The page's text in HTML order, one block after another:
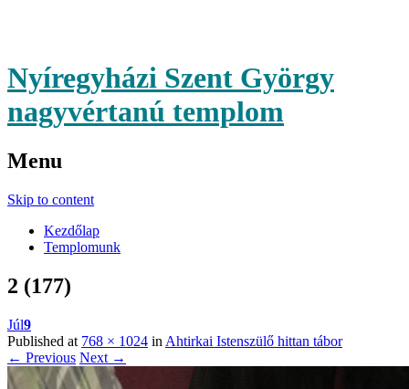
Nyíregyházi Szent György
nagyvértanú templom
Menu
Skip to content
Kezdőlap
Templomunk
2 (177)
Júl9
Published at 768 × 1024 in Ahtirkai Istenszülő hittan tábor
← Previous Next →